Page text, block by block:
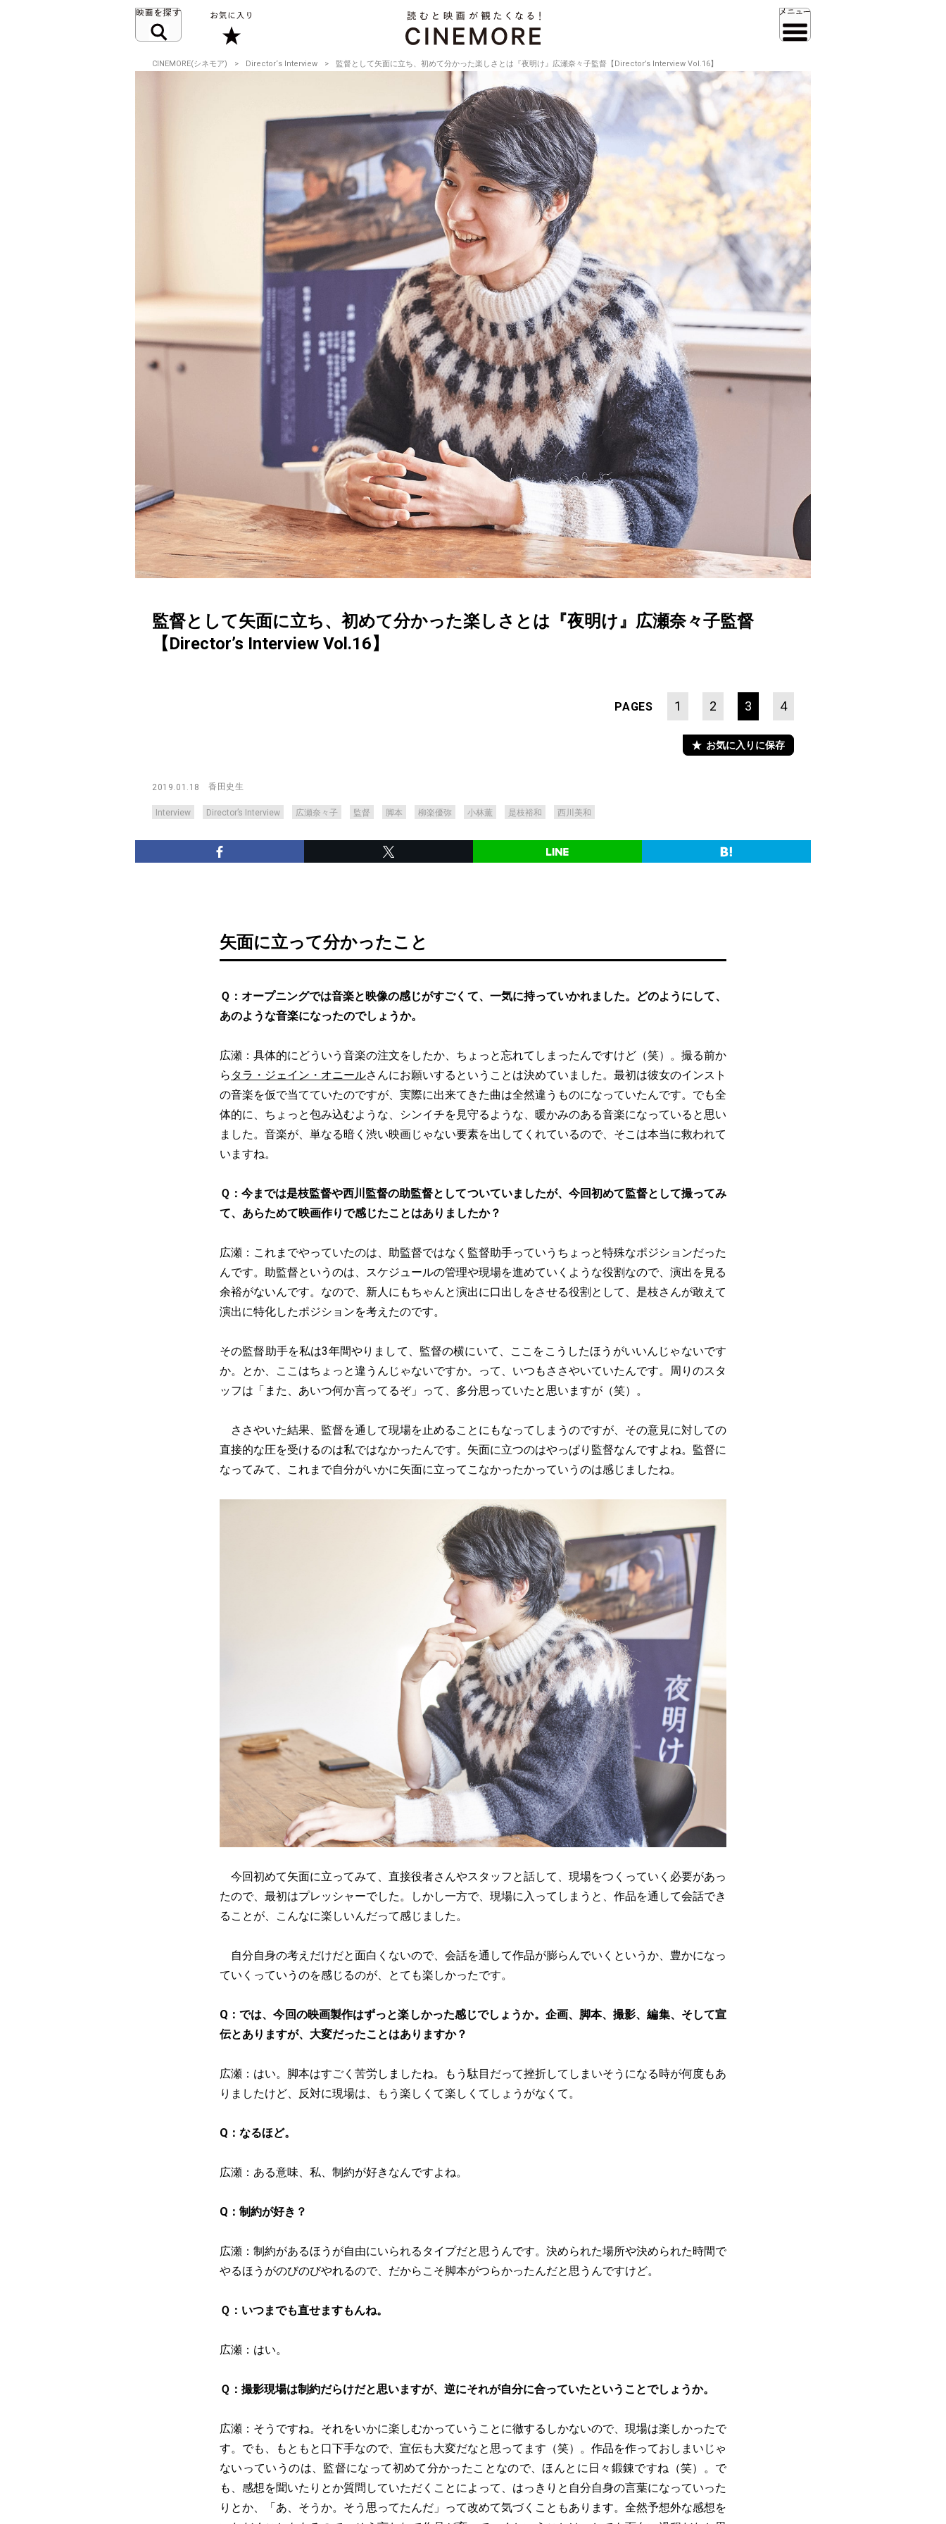
CINEMORE(シネモア) Director‘s Interview 監督として矢面に立ち、初めて分かった楽しさとは『夜明け』広瀬奈々子監督【Director’s Interview Vol.16】
監督として矢面に立ち、初めて分かった楽しさとは『夜明け』広瀬奈々子監督
【Director’s Interview Vol.16】
PAGES 1 2 3 4
お気に入りに保存
2019.01.18 香田史生
Interview Director’s Interview 広瀬奈々子 監督 脚本 柳楽優弥 小林薫 是枝裕和 西川美和
矢面に立って分かったこと
Ｑ：オープニングでは音楽と映像の感じがすごくて、一気に持っていかれました。どのようにして、
あのような音楽になったのでしょうか。
広瀬：具体的にどういう音楽の注文をしたか、ちょっと忘れてしまったんですけど（笑）。撮る前か
ら タラ・ジェイン・オニールさんにお願いするということは決めていました。最初は彼女のインスト
の音楽を仮で当てていたのですが、実際に出来てきた曲は全然違うものになっていたんです。でも全
体的に、ちょっと包み込むような、シンイチを見守るような、暖かみのある音楽になっていると思い
ました。音楽が、単なる暗く渋い映画じゃない要素を出してくれているので、そこは本当に救われて
いますね。
Ｑ：今までは是枝監督や西川監督の助監督としてついていましたが、今回初めて監督として撮ってみ
て、あらためて映画作りで感じたことはありましたか？
広瀬：これまでやっていたのは、助監督ではなく監督助手っていうちょっと特殊なポジションだった
んです。助監督というのは、スケジュールの管理や現場を進めていくような役割なので、演出を見る
余裕がないんです。なので、新人にもちゃんと演出に口出しをさせる役割として、是枝さんが敢えて
演出に特化したポジションを考えたのです。
その監督助手を私は3年間やりまして、監督の横にいて、ここをこうしたほうがいいんじゃないです
か。とか、ここはちょっと違うんじゃないですか。って、いつもささやいていたんです。周りのスタ
ッフは「また、あいつ何か言ってるぞ」って、多分思っていたと思いますが（笑）。
ささやいた結果、監督を通して現場を止めることにもなってしまうのですが、その意見に対しての
直接的な圧を受けるのは私ではなかったんです。矢面に立つのはやっぱり監督なんですよね。監督に
なってみて、これまで自分がいかに矢面に立ってこなかったかっていうのは感じましたね。
今回初めて矢面に立ってみて、直接役者さんやスタッフと話して、現場をつくっていく必要があっ
たので、最初はプレッシャーでした。しかし一方で、現場に入ってしまうと、作品を通して会話でき
ることが、こんなに楽しいんだって感じました。
自分自身の考えだけだと面白くないので、会話を通して作品が膨らんでいくというか、豊かになっ
ていくっていうのを感じるのが、とても楽しかったです。
Q：では、今回の映画製作はずっと楽しかった感じでしょうか。企画、脚本、撮影、編集、そして宣
伝とありますが、大変だったことはありますか？
広瀬：はい。脚本はすごく苦労しましたね。もう駄目だって挫折してしまいそうになる時が何度もあ
りましたけど、反対に現場は、もう楽しくて楽しくてしょうがなくて。
Q：なるほど。
広瀬：ある意味、私、制約が好きなんですよね。
Q：制約が好き？
広瀬：制約があるほうが自由にいられるタイプだと思うんです。決められた場所や決められた時間で
やるほうがのびのびやれるので、だからこそ脚本がつらかったんだと思うんですけど。
Ｑ：いつまでも直せますもんね。
広瀬：はい。
Ｑ：撮影現場は制約だらけだと思いますが、逆にそれが自分に合っていたということでしょうか。
広瀬：そうですね。それをいかに楽しむかっていうことに徹するしかないので、現場は楽しかったで
す。でも、もともと口下手なので、宣伝も大変だなと思ってます（笑）。作品を作っておしまいじゃ
ないっていうのは、監督になって初めて分かったことなので、ほんとに日々鍛錬ですね（笑）。で
も、感想を聞いたりとか質問していただくことによって、はっきりと自分自身の言葉になっていった
りとか、「あ、そうか。そう思ってたんだ」って改めて気づくこともあります。全然予想外な感想を